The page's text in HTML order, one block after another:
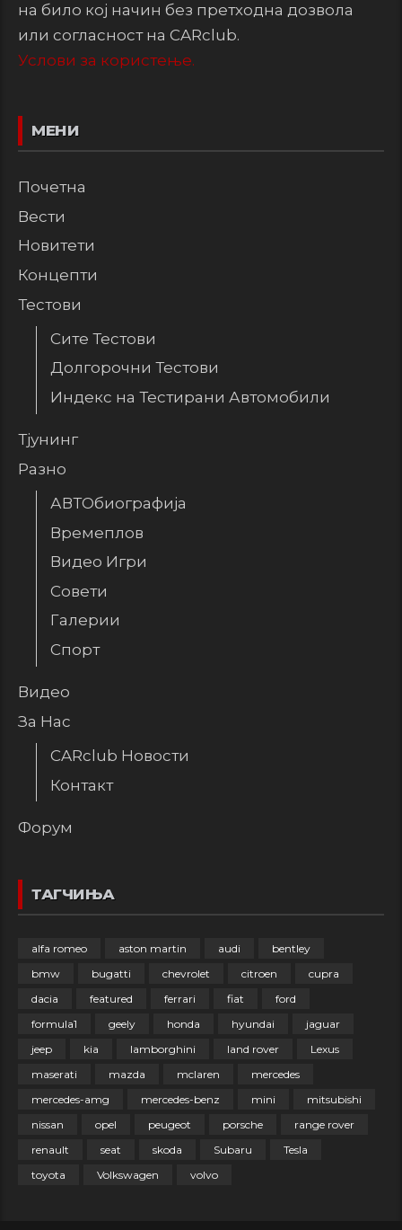
на било кој начин без претходна дозвола
или согласност на CARclub.
Услови за користење.
МЕНИ
Почетна
Вести
Новитети
Концепти
Тестови
Сите Тестови
Долгорочни Тестови
Индекс на Тестирани Автомобили
Тјунинг
Разно
АВТОбиографија
Времеплов
Видео Игри
Совети
Галерии
Спорт
Видео
За Нас
CARclub Новости
Контакт
Форум
ТАГЧИЊА
alfa romeo aston martin audi
bentley
bmw
bugatti chevrolet citroen
cupra
dacia
featured ferrari fiat
ford
formula1
geely honda hyundai
jaguar
jeep
kia lamborghini land rover
Lexus
maserati
mazda mclaren
mercedes
mercedes-amg
mercedes-benz mini
mitsubishi
nissan
opel peugeot porsche
range rover
renault
seat skoda Subaru
Tesla
toyota
Volkswagen volvo